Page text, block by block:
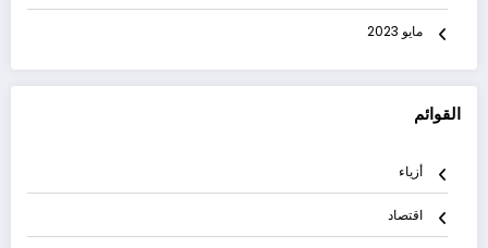
مايو 2023
القوائم
أزياء
اقتصاد